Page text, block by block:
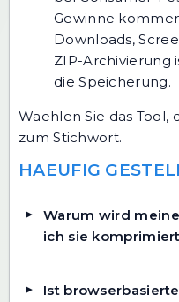
Gewinne
Downloads,
ZIP-Archivierung
die Speicherung.
Waehlen Sie das Tool,
zum Stichwort.
HAEUFIG
Warum wird
ich sie
Ist